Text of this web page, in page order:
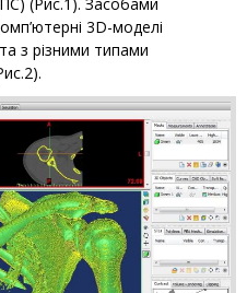
3D-моделі
з різними типами